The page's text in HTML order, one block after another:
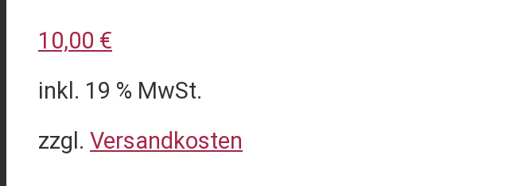
10,00 €
inkl. 19 % MwSt.
zzgl. Versandkosten